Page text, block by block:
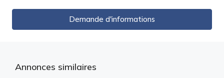
Demande d'informations
Annonces similaires